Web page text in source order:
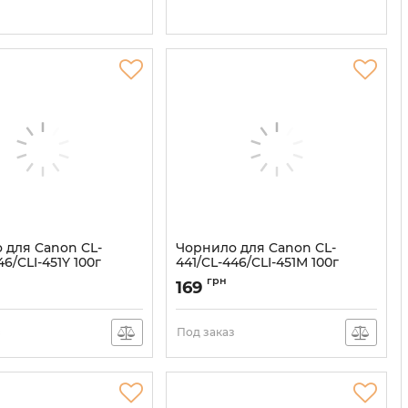
Canon CL-
CLI-451Y 100г
Чорнило для Canon CL-
441/CL-446/CLI-451M 100г
Magenta водорозчинне
Артикул:
169 грн
Под заказ